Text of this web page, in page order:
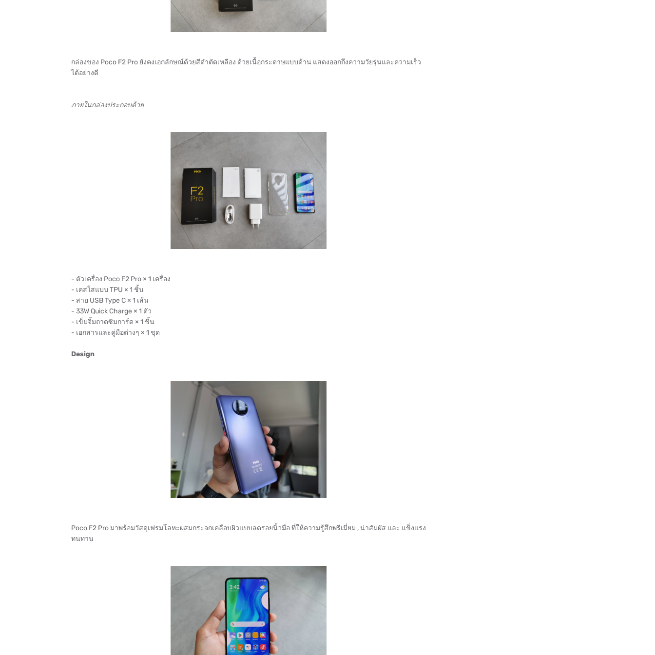
กล่องของ Poco F2 Pro ยังคงเอกลักษณ์ด้วยสีดำตัดเหลือง ด้วยเนื้อกระดาษแบบด้าน แสดงออกถึงความวัยรุ่นและความเร็ว
ได้อย่างดี
ภายในกล่องประกอบด้วย
- ตัวเครื่อง Poco F2 Pro × 1 เครื่อง
- เคสใสแบบ TPU × 1 ชิ้น
- สาย USB Type C × 1 เส้น
- 33W Quick Charge × 1 ตัว
- เข็มจิ้มถาดซิมการ์ด × 1 ชิ้น
- เอกสารและคู่มือต่างๆ × 1 ชุด
Design
Poco F2 Pro มาพร้อมวัสดุเฟรมโลหะผสมกระจกเคลือบผิวแบบลดรอยนิ้วมือ ที่ให้ความรู้สึกพรีเมี่ยม , น่าสัมผัส และ แข็งแรง
ทนทาน